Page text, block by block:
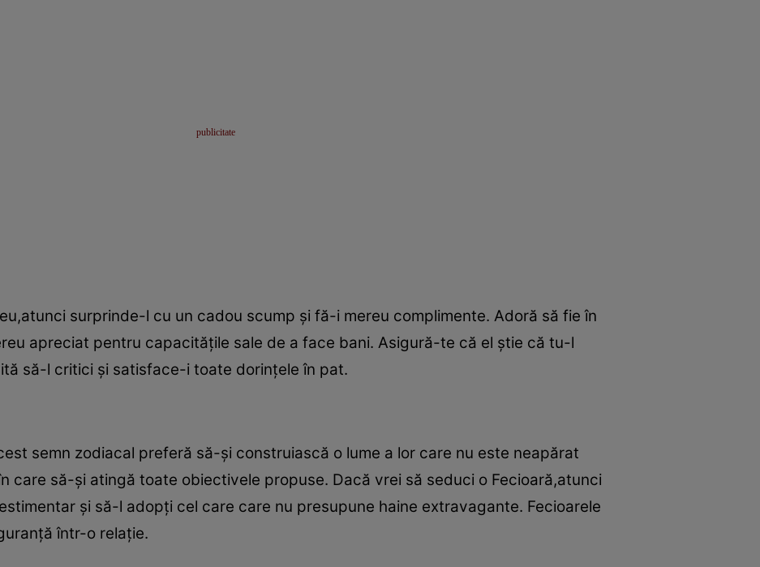
surprinde-l cu un cadou scump şi fă-i mereu complimente. Adoră să fie în
apreciat pentru capacităţile sale de a face bani. Asigură-te că el ştie că tu-l
să-l critici şi satisface-i toate dorinţele în pat.
semn zodiacal preferă să-şi construiască o lume a lor care nu este neapărat
care să-şi atingă toate obiectivele propuse. Dacă vrei să seduci o Fecioară,atunci
şi să-l adopţi cel care care nu presupune haine extravagante. Fecioarele
într-o relaţie.